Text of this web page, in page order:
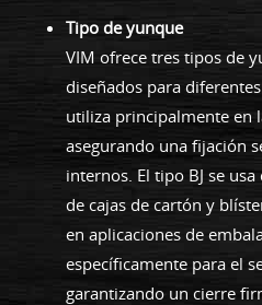
Tipo de yunque
VIM ofrece tres tipos de
diseñados para
utiliza principalmente en
asegurando una fijación
internos. El tipo BJ se
de cajas de cartón y
en aplicaciones de
específicamente para el
garantizando un cierre